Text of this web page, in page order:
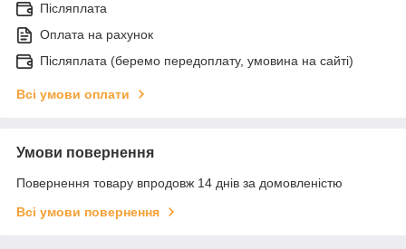
Післяплата
Оплата на рахунок
Післяплата (беремо передоплату, умовина на сайті)
Всі умови оплати
Умови повернення
Повернення товару впродовж 14 днів за домовленістю
Всі умови повернення